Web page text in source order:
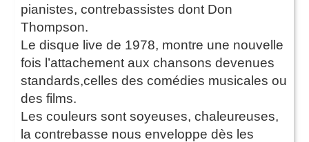
pianistes, contrebassistes dont Don
Thompson.
Le disque live de 1978, montre une nouvelle
fois l’attachement aux chansons devenues
standards,celles des comédies musicales ou
des films.
Les couleurs sont soyeuses, chaleureuses,
la contrebasse nous enveloppe dès les